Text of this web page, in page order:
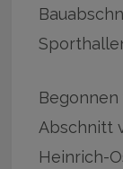
Abschnitt
Heinrich-